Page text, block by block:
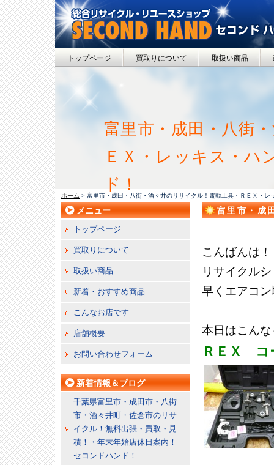
トップページ 買取りについて 取扱い商品
富里市・成田・八街
ＥＸ・レッキス・ハ
ド！
ホーム > 富里市・成田・八街・酒々井のリサイクル！電動工具・ＲＥＸ・
富里市・成
こんばんは！
リサイクル
早くエアコ
本日はこん
ＲＥＸ コ
メニュー
トップページ
買取りについて
取扱い商品
新着・おすすめ商品
こんなお店です
店舗概要
お問い合わせフォーム
新着情報＆ブログ
千葉県富里市・成田市・八街
市・酒々井町・佐倉市のリサ
イクル！無料出張・買取・見
積！・年末年始店休日案内！
セコンドハンド！